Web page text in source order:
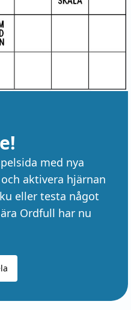
med nya
aktivera hjärnan
eller testa något
Ordfull har nu